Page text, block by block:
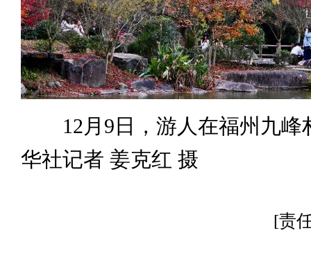
12月9日，游人在福州九峰
华社记者 姜克红 摄
[责